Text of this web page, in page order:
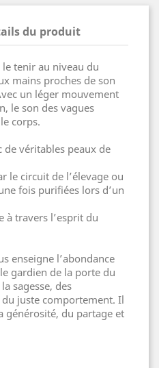
du produit
tenir au niveau du
mains proches de son
un léger mouvement
le son des vagues
corps.
de véritables peaux de
le circuit de l’élevage ou
fois purifiées lors d’un
à travers l’esprit du
enseigne l’abondance
gardien de la porte du
sagesse, des
juste comportement. Il
générosité, du partage et